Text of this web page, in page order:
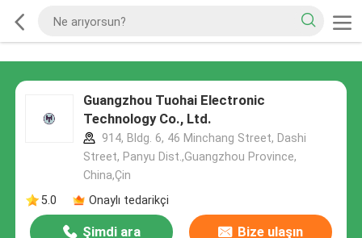
Guangzhou Tuohai Electronic
Technology Co., Ltd.
914, Bldg. 6, 46 Minchang Street, Dashi
Street, Panyu Dist.,Guangzhou Province,
China,Çin
5.0
Onaylı tedarikçi
Şimdi ara Bize ulaşın